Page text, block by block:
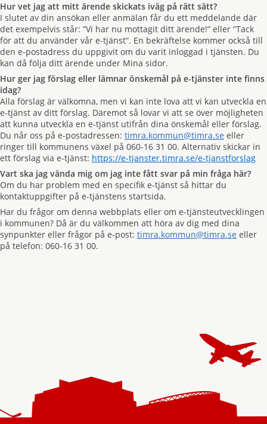
Hur vet jag att mitt ärende skickats iväg på rätt sätt?
I slutet av din ansökan eller anmälan får du ett meddelande där
det exempelvis står: ”Vi har nu mottagit ditt ärende!” eller ”Tack
för att du använder vår e-tjänst”. En bekräftelse kommer också till
den e-postadress du uppgivit om du varit inloggad i tjänsten. Du
kan då följa ditt ärende under Mina sidor.
Hur ger jag förslag eller lämnar önskemål på e-tjänster inte finns
idag?
Alla förslag är välkomna, men vi kan inte lova att vi kan utveckla en
e-tjänst av ditt förslag. Däremot så lovar vi att se över möjligheten
att kunna utveckla en e-tjänst utifrån dina önskemål eller förslag.
Du når oss på e-postadressen: timra.kommun@timra.se eller
ringer till kommunens växel på 060-16 31 00. Alternativ skickar in
ett förslag via e-tjänst: https://e-tjanster.timra.se/e-tjanstforslag
Vart ska jag vända mig om jag inte fått svar på min fråga här?
Om du har problem med en specifik e-tjänst så hittar du
kontaktuppgifter på e-tjänstens startsida.
Har du frågor om denna webbplats eller om e-tjänsteutvecklingen
i kommunen? Då är du välkommen att höra av dig med dina
synpunkter eller frågor på e-post: timra.kommun@timra.se eller
på telefon: 060-16 31 00.